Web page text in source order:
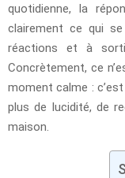
quotidienne, la
clairement ce qui
réactions et à
Concrètement, ce
moment calme :
plus de lucidité, de
maison.